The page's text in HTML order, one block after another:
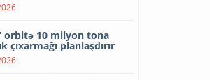
orbitə 10 milyon tona
çıxarmağı planlaşdırır